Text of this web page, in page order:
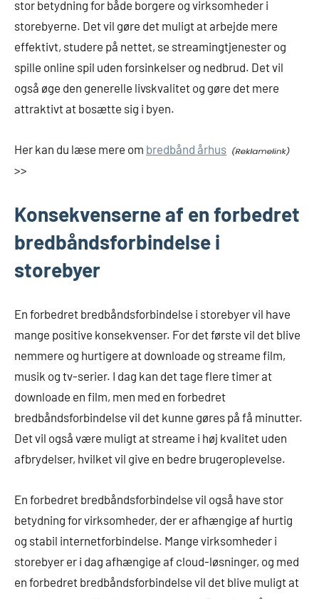
stor betydning for både borgere og virksomheder i
storebyerne. Det vil gøre det muligt at arbejde mere
effektivt, studere på nettet, se streamingtjenester og
spille online spil uden forsinkelser og nedbrud. Det vil
også øge den generelle livskvalitet og gøre det mere
attraktivt at bosætte sig i byen.
Her kan du læse mere om bredbånd århus
>>
Konsekvenserne af en forbedret
bredbåndsforbindelse i
storebyer
En forbedret bredbåndsforbindelse i storebyer vil have
mange positive konsekvenser. For det første vil det blive
nemmere og hurtigere at downloade og streame film,
musik og tv-serier. I dag kan det tage flere timer at
downloade en film, men med en forbedret
bredbåndsforbindelse vil det kunne gøres på få minutter.
Det vil også være muligt at streame i høj kvalitet uden
afbrydelser, hvilket vil give en bedre brugeroplevelse.
En forbedret bredbåndsforbindelse vil også have stor
betydning for virksomheder, der er afhængige af hurtig
og stabil internetforbindelse. Mange virksomheder i
storebyer er i dag afhængige af cloud-løsninger, og med
en forbedret bredbåndsforbindelse vil det blive muligt at